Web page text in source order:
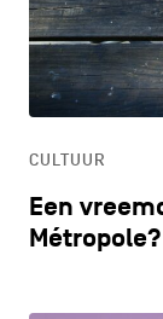
CULTUUR
Een